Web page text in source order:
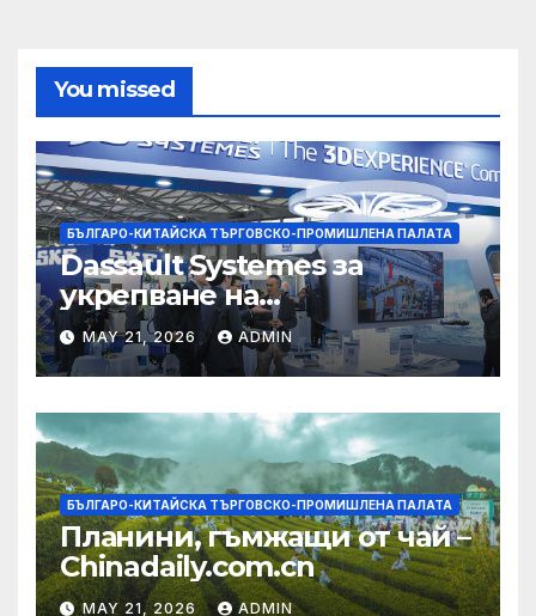
You missed
БЪЛГАРО-КИТАЙСКА ТЪРГОВСКО-ПРОМИШЛЕНА ПАЛАТА
Dassault Systemes за
укрепване на
изграждането на AI
екосистема в Китай
MAY 21, 2026 ADMIN
БЪЛГАРО-КИТАЙСКА ТЪРГОВСКО-ПРОМИШЛЕНА ПАЛАТА
Планини, гъмжащи от чай –
Chinadaily.com.cn
MAY 21, 2026 ADMIN